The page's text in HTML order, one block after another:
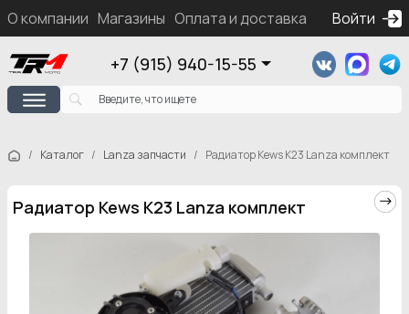
О компании Магазины Оплата и доставка Контакты
Войти
+7 (915) 940-15-55
Каталог Lanza запчасти Радиатор Kews K23 Lanza комплект
Радиатор Kews K23 Lanza комплект